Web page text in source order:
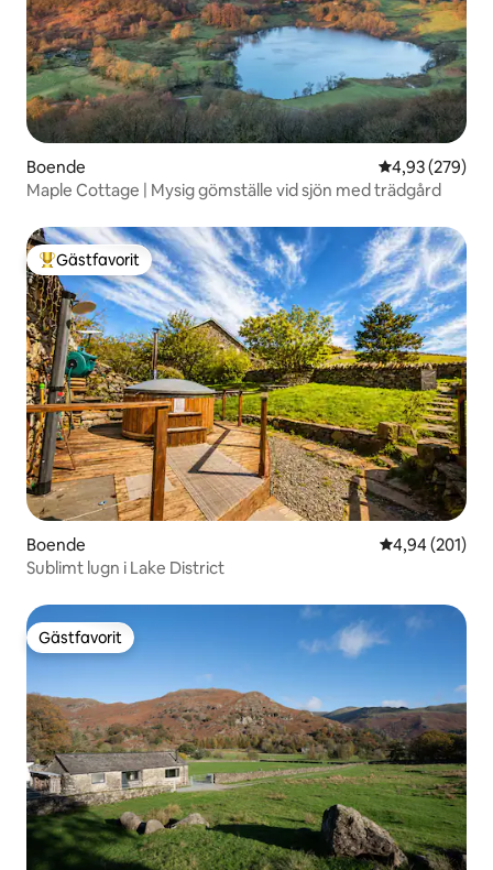
Boende 4,93 av 5 i
4,93 (279)
Maple Cottage | Mysig gömställe vid sjön med trädgård
Populär gästfavorit
Gästfavorit
Boende 4,94 av 5 i
4,94 (201)
Sublimt lugn i Lake District
Gästfavorit
Gästfavorit